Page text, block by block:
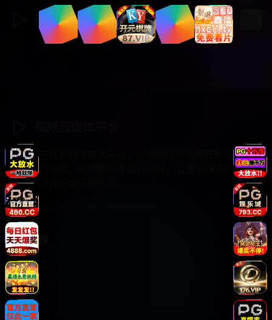
视频流媒体 登录 注册
专业的在线视频流媒体平台，为您提供高清免费的日韩综
艺、热门电影、电视剧集等精彩内容。 让您在闲暇时光中
尽情享受视听娱乐的乐趣。
© 2025 视频流媒体平台. 保留所有权利.
快速链接
视频分类
关于我们
服务支持